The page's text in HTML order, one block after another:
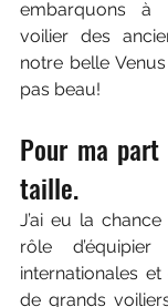
embarquons à
voilier des
notre belle
pas beau!
Pour ma
taille.
J’ai eu la
rôle
internationales
de grands